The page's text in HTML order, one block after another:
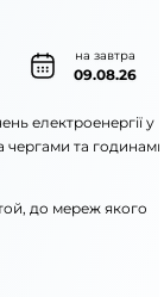
на завтра
09.08.26
електроенергії у
чергами та
до мереж якого